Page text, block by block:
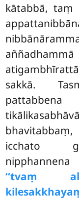
kātabbā, taṃ
sakkā.
pattabbena
icchato
‘‘tvaṃ